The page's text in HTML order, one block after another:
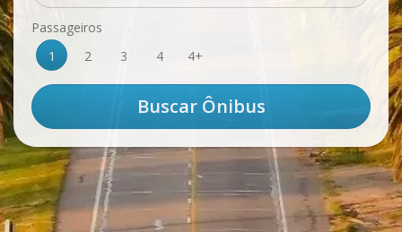
Passageiros
1
2 3 4 4+